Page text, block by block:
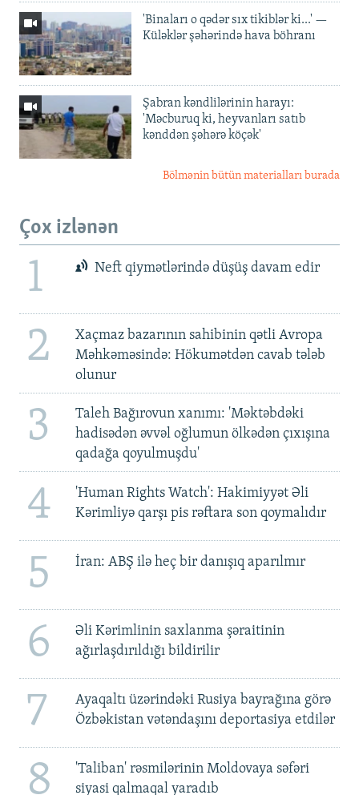
'Binaları o qədər sıx tikiblər ki...' —
Küləklər şəhərində hava böhranı
Şabran kəndlilərinin harayı:
'Məcburuq ki, heyvanları satıb
kənddən şəhərə köçək'
Bölmənin bütün materialları burada
Çox izlənən
1 Neft qiymətlərində düşüş davam edir
2
Xaçmaz bazarının sahibinin qətli Avropa
Məhkəməsində: Hökumətdən cavab tələb
olunur
3
Taleh Bağırovun xanımı: 'Məktəbdəki
hadisədən əvvəl oğlumun ölkədən çıxışına
qadağa qoyulmuşdu'
4
'Human Rights Watch': Hakimiyyət Əli
Kərimliyə qarşı pis rəftara son qoymalıdır
5 İran: ABŞ ilə heç bir danışıq aparılmır
6
Əli Kərimlinin saxlanma şəraitinin
ağırlaşdırıldığı bildirilir
7
Ayaqaltı üzərindəki Rusiya bayrağına görə
Özbəkistan vətəndaşını deportasiya etdilər
8
'Taliban' rəsmilərinin Moldovaya səfəri
siyasi qalmaqal yaradıb